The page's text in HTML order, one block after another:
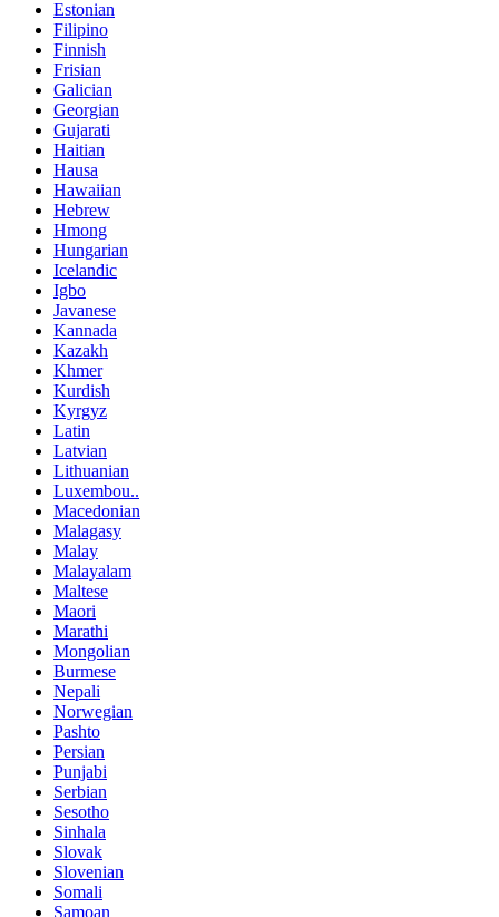
Estonian
Filipino
Finnish
Frisian
Galician
Georgian
Gujarati
Haitian
Hausa
Hawaiian
Hebrew
Hmong
Hungarian
Icelandic
Igbo
Javanese
Kannada
Kazakh
Khmer
Kurdish
Kyrgyz
Latin
Latvian
Lithuanian
Luxembou..
Macedonian
Malagasy
Malay
Malayalam
Maltese
Maori
Marathi
Mongolian
Burmese
Nepali
Norwegian
Pashto
Persian
Punjabi
Serbian
Sesotho
Sinhala
Slovak
Slovenian
Somali
Samoan